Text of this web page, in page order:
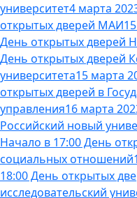
университет4 марта
открытых дверей МАИ
День открытых дверей
День открытых дверей
университета15 марта
открытых дверей в
управления16 марта
Российский новый
Начало в 17:00 День
социальных отношений
18:00 День открытых
исследовательский